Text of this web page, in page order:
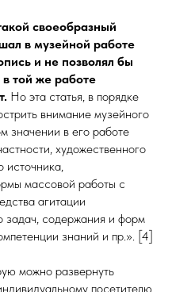
своеобразный
в музейной работе
и не позволял бы
той же работе
Но эта статья, в порядке
внимание музейного
значении в его работе
художественного
источника,
массовой работы с
агитации
задач, содержания и форм
знаний и пр.». [4]
можно развернуть
посетителю